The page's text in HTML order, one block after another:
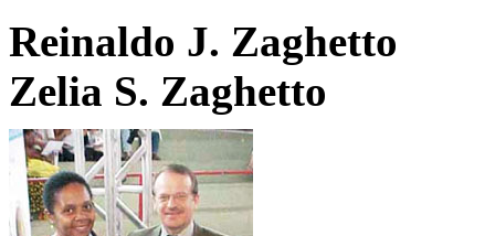
Reinaldo J. Zaghetto
Zelia S. Zaghetto